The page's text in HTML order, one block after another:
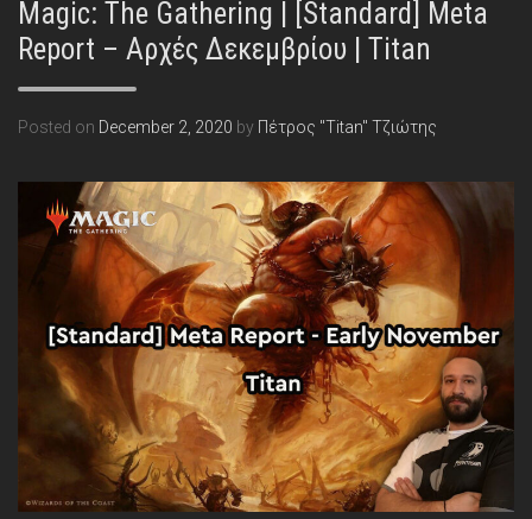
Magic: The Gathering | [Standard] Meta
Report – Αρχές Δεκεμβρίου | Titan
Posted on December 2, 2020 by Πέτρος "Titan" Τζιώτης